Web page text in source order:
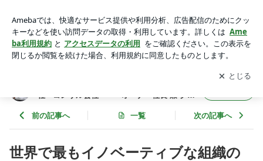
間365冊×今年22年目 武道場主 兼 投資会社・コンサル会社
オーナー社長 兼 グロービス経営大学院准教授による読書
日記
アプリをダウンロードして ブログの更新通知
を受け取りまし
ょう。
開く
社・コンサル会社 オーナー社長 兼 グロ
前の記事へ 一覧 次の記事へ
世界で最もイノベーティブな組織の